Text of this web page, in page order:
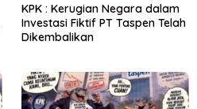
KPK : Kerugian Negara dalam
Investasi Fiktif PT Taspen Telah
Dikembalikan